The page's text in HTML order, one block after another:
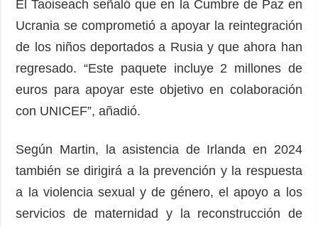
El Taoiseach señaló que en la Cumbre de Paz en
Ucrania se comprometió a apoyar la reintegración
de los niños deportados a Rusia y que ahora han
regresado. “Este paquete incluye 2 millones de
euros para apoyar este objetivo en colaboración
con UNICEF”, añadió.
Según Martin, la asistencia de Irlanda en 2024
también se dirigirá a la prevención y la respuesta
a la violencia sexual y de género, el apoyo a los
servicios de maternidad y la reconstrucción de